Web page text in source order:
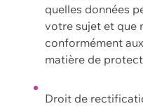
quelles données
votre sujet et que
conformément
matière de
Droit de